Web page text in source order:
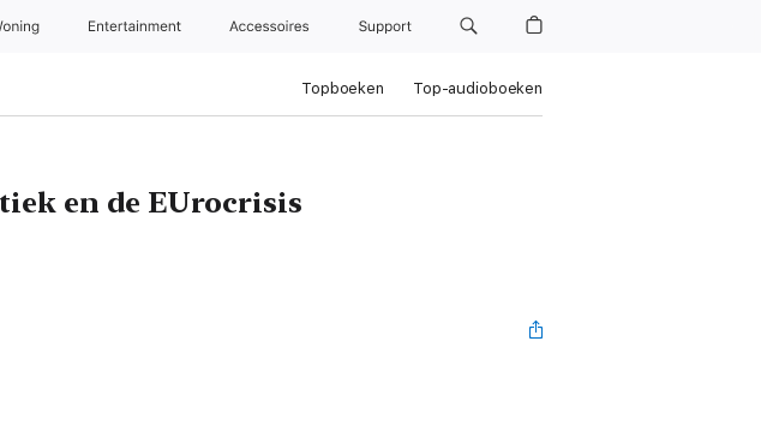
Entertainment Accessoires Support
Topboeken Top-audioboeken
en de EUrocrisis